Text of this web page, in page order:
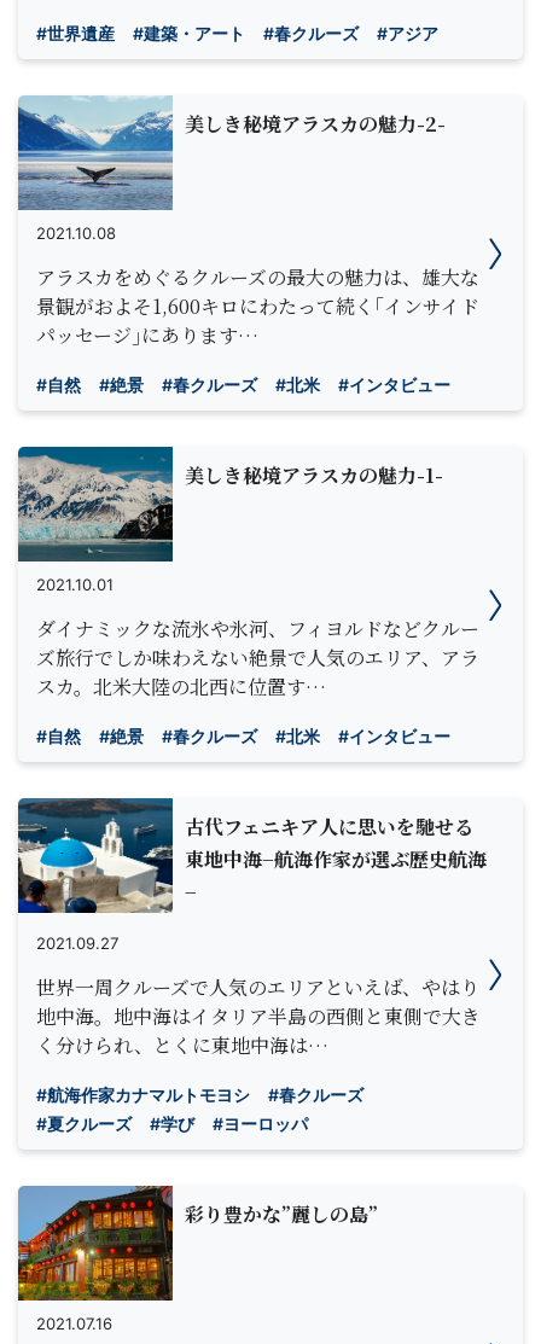
#世界遺産 #建築・アート #春クルーズ #アジア
美しき秘境アラスカの魅力-2-
2021.10.08
アラスカをめぐるクルーズの最大の魅力は、雄大な
景観がおよそ1,600キロにわたって続く｢インサイド
パッセージ｣にあります…
#自然 #絶景 #春クルーズ #北米 #インタビュー
美しき秘境アラスカの魅力-1-
2021.10.01
ダイナミックな流氷や氷河、フィヨルドなどクルー
ズ旅行でしか味わえない絶景で人気のエリア、アラ
スカ。北米大陸の北西に位置す…
#自然 #絶景 #春クルーズ #北米 #インタビュー
古代フェニキア人に思いを馳せる
東地中海−航海作家が選ぶ歴史航海
−
2021.09.27
世界一周クルーズで人気のエリアといえば、やはり
地中海。地中海はイタリア半島の西側と東側で大き
く分けられ、とくに東地中海は…
#航海作家カナマルトモヨシ
#春クルーズ
#夏クルーズ
#学び #ヨーロッパ
彩り豊かな”麗しの島”
2021.07.16